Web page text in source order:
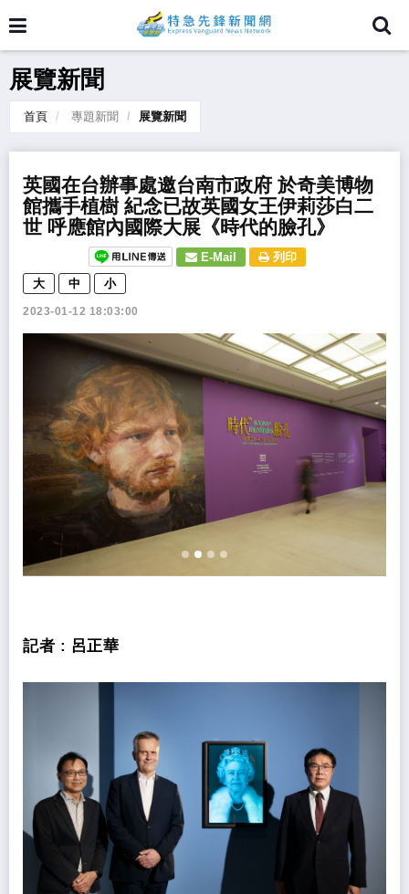
展覽新聞
首頁 專題新聞 展覽新聞
​英國在台辦事處邀台南市政府 於奇美博物
館攜手植樹 紀念已故英國女王伊莉莎白二
世 呼應館內國際大展《時代的臉孔》
E-Mail
列印
大
中 小
2023-01-12 18:03:00
記者 : 呂正華